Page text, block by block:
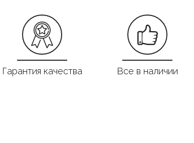
Гарантия качества Все в наличии